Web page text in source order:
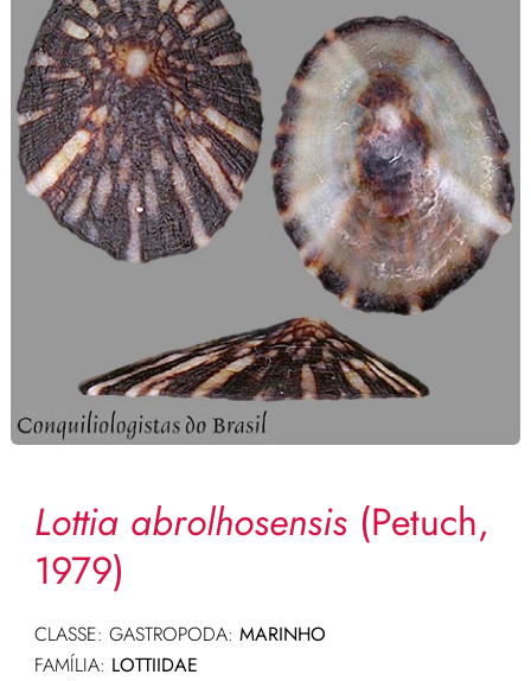
Lottia abrolhosensis(Petuch,
1979)
CLASSE: GASTROPODA: MARINHO
FAMÍLIA: LOTTIIDAE